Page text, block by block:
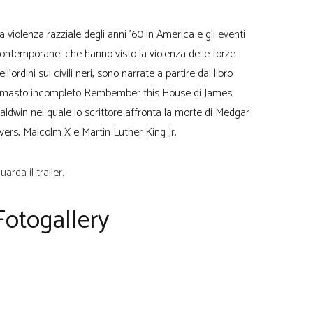
violenza razziale degli anni ’60 in America e gli eventi
che hanno visto la violenza delle forze
sui civili neri, sono narrate a partire dal libro
incompleto Rembember this House di James
nel quale lo scrittore affronta la morte di Medgar
Malcolm X e Martin Luther King Jr.
il trailer.